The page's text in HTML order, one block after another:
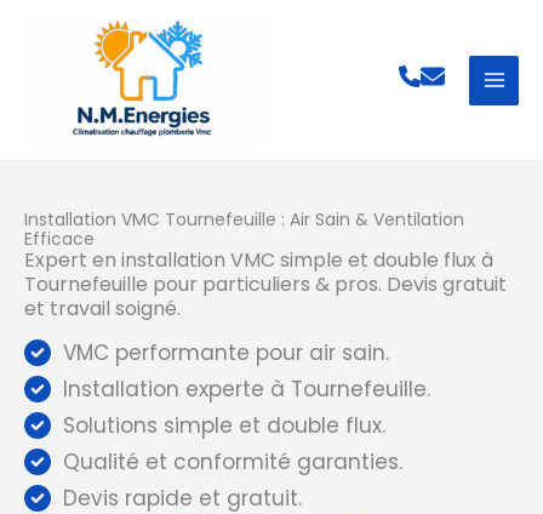
Installation VMC Tournefeuille : Air Sain & Ventilation
Efficace
Expert en installation VMC simple et double flux à
Tournefeuille pour particuliers & pros. Devis gratuit
et travail soigné.
VMC performante pour air sain.
Installation experte à Tournefeuille.
Solutions simple et double flux.
Qualité et conformité garanties.
Devis rapide et gratuit.